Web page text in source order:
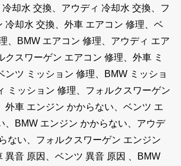
却水 交換、アウディ 冷却水 交換、フ
冷却水 交換、外車 エアコン 修理、ベ
、BMW エアコン 修理、アウディ エア
クスワーゲン エアコン 修理、外車 ミ
ンツ ミッション 修理、BMW ミッショ
ミッション 修理、フォルクスワーゲン
外車 エンジン かからない、ベンツ エ
、BMW エンジン かからない、アウデ
ない、フォルクスワーゲン エンジン
異音 原因、ベンツ 異音 原因 、BMW